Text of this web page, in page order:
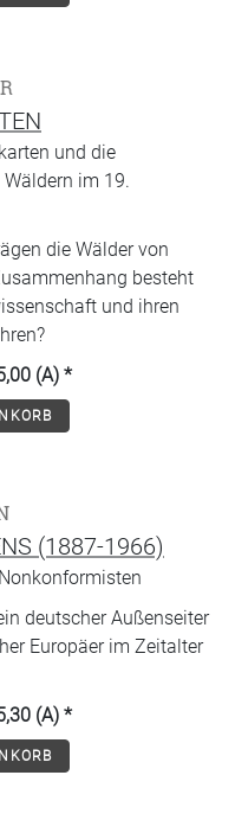
und die
im 19.
die Wälder von
besteht
und ihren
(A) *
(1887-1966)
deutscher Außenseiter
Europäer im Zeitalter
(A) *